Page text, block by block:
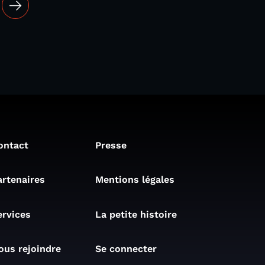
Presse
Mentions légales
La petite histoire
rejoindre Se connecter